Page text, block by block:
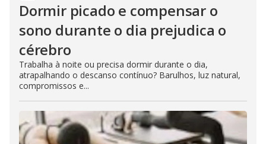
Dormir picado e compensar o
sono durante o dia prejudica o
cérebro
Trabalha à noite ou precisa dormir durante o dia,
atrapalhando o descanso contínuo? Barulhos, luz natural,
compromissos e...